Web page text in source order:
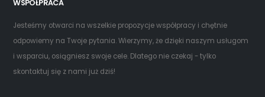
WSPÓŁPRACA
Jesteśmy otwarci na wszelkie propozycje współpracy i chętnie
odpowiemy na Twoje pytania. Wierzymy, że dzięki naszym usługom
i wsparciu, osiągniesz swoje cele. Dlatego nie czekaj - tylko
skontaktuj się z nami już dziś!